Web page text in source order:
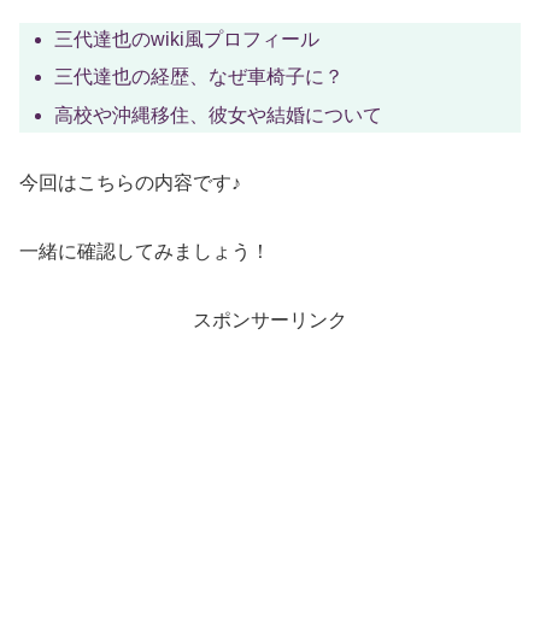
三代達也のwiki風プロフィール
三代達也の経歴、なぜ車椅子に？
高校や沖縄移住、彼女や結婚について
今回はこちらの内容です♪
一緒に確認してみましょう！
スポンサーリンク